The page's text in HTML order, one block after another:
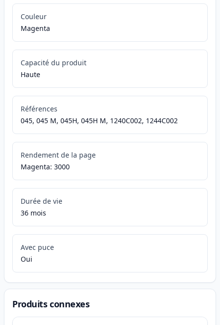
Couleur
Magenta
Capacité du produit
Haute
Références
045, 045 M, 045H, 045H M, 1240C002, 1244C002
Rendement de la page
Magenta: 3000
Durée de vie
36 mois
Avec puce
Oui
Produits connexes